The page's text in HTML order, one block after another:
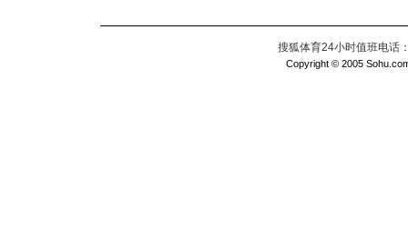
搜狐体育24小时值班电话
Copyright © 2005